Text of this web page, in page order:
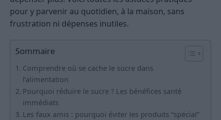
pour y parvenir au quotidien, à la maison, sans
frustration ni dépenses inutiles.
Sommaire
Comprendre où se cache le sucre dans
l’alimentation
Pourquoi réduire le sucre ? Les bénéfices santé
immédiats
Les faux amis : pourquoi éviter les produits “spécial”